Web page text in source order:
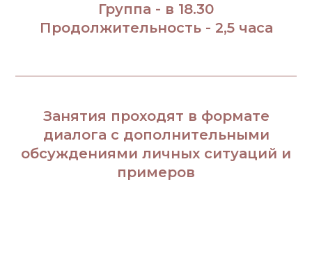
Группа - в 18.30
Продолжительность - 2,5 часа
Занятия проходят в формате
диалога с дополнительными
обсуждениями личных ситуаций и
примеров